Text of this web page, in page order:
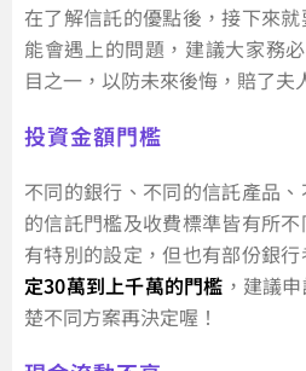
在了解信託的優點後，接下來
能會遇上的問題，建議大家務
目之一，以防未來後悔，賠了夫
投資金額門檻
不同的銀行、不同的信託產品
的信託門檻及收費標準皆有所
有特別的設定，但也有部份銀
定30萬到上千萬的門檻 ，建議
楚不同方案再決定喔！